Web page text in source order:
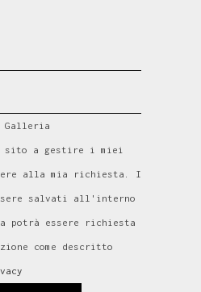
Galleria
sito a gestire i miei
alla mia richiesta. I
salvati all'interno
potrà essere richiesta
come descritto